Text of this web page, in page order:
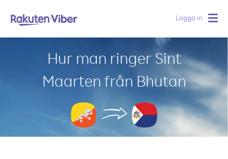
Logga in
Hur man ringer Sint
Maarten från Bhutan